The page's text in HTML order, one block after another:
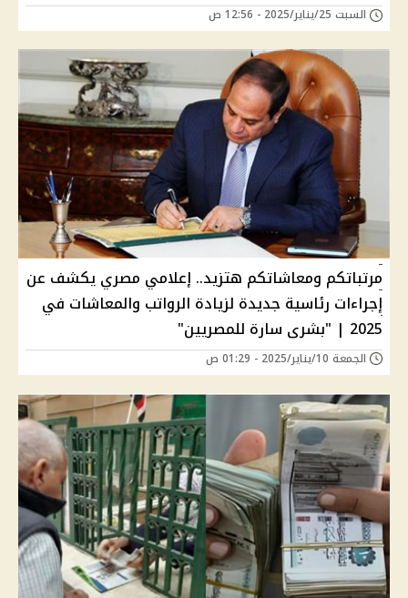
السبت 25/يناير/2025 - 12:56 ص
مرتباتكم ومعاشاتكم هتزيد.. إعلامي مصري يكشف عن
إجراءات رئاسية جديدة لزيادة الرواتب والمعاشات في
2025 | "بشرى سارة للمصريين"
الجمعة 10/يناير/2025 - 01:29 ص